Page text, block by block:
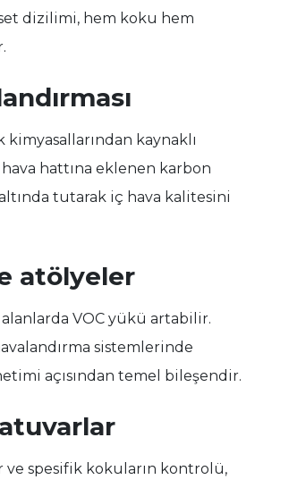
dizilimi, hem koku hem
kaynaklı
hattına eklenen karbon
tutarak iç hava kalitesini
atölyeler
alanlarda VOC yükü artabilir.
sistemlerinde
açısından temel bileşendir.
spesifik kokuların kontrolü,